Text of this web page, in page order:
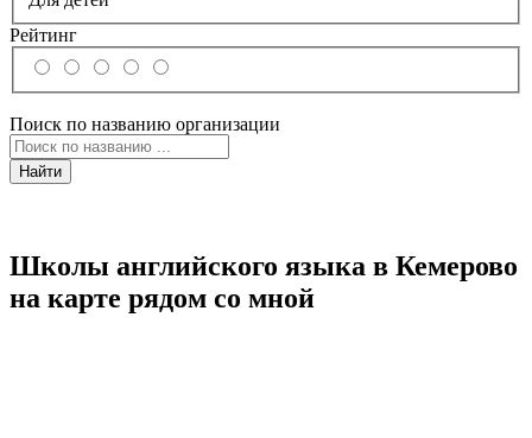
Рейтинг
Поиск по названию организации
Найти
Школы английского языка в Кемерово
на карте рядом со мной